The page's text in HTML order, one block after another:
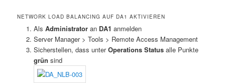
NETWORK LOAD BALANCING AUF DA1 AKTIVIEREN
Als Administratoran DA1 anmelden
Server Manager > Tools > Remote Access Management
Sicherstellen, dass unterOperations Statusalle Punkte
grün sind